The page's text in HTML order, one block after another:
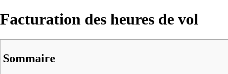
Facturation des heures de vol
Sommaire